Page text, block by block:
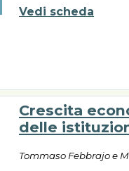
Vedi scheda
Crescita
delle
Tommaso Febbrajo e